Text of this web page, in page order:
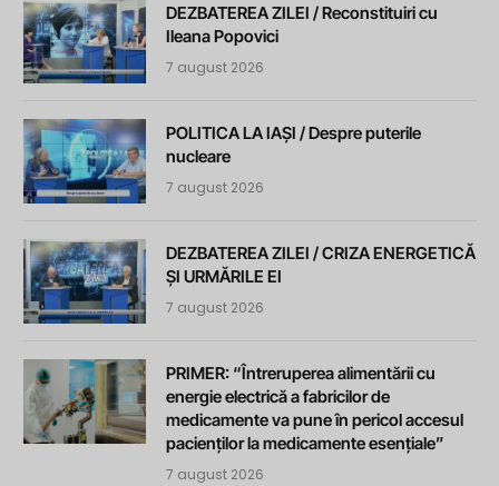
DEZBATEREA ZILEI / Reconstituiri cu
Ileana Popovici
7 august 2026
POLITICA LA IAȘI / Despre puterile
nucleare
7 august 2026
DEZBATEREA ZILEI / CRIZA ENERGETICĂ
ȘI URMĂRILE EI
7 august 2026
PRIMER: “Întreruperea alimentării cu
energie electrică a fabricilor de
medicamente va pune în pericol accesul
pacienților la medicamente esențiale”
7 august 2026